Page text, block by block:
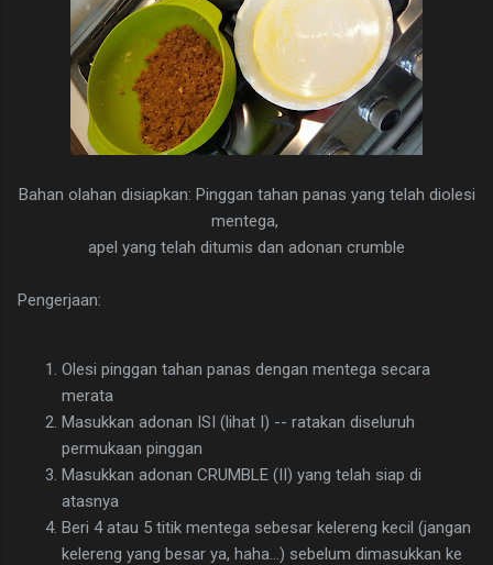
Bahan olahan disiapkan: Pinggan tahan panas yang telah diolesi
mentega,
apel yang telah ditumis dan adonan crumble
Pengerjaan:
Olesi pinggan tahan panas dengan mentega secara
merata
Masukkan adonan ISI (lihat I) -- ratakan diseluruh
permukaan pinggan
Masukkan adonan CRUMBLE (II) yang telah siap di
atasnya
Beri 4 atau 5 titik mentega sebesar kelereng kecil (jangan
kelereng yang besar ya, haha...) sebelum dimasukkan ke